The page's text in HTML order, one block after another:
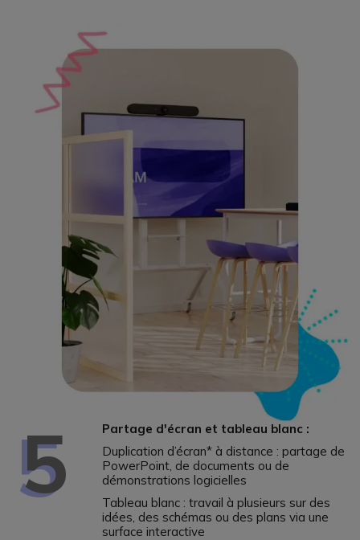
5
Partage d'écran et tableau blanc :
Duplication d’écran* à distance : partage de
PowerPoint, de documents ou de
démonstrations logicielles
Tableau blanc : travail à plusieurs sur des
idées, des schémas ou des plans via une
surface interactive